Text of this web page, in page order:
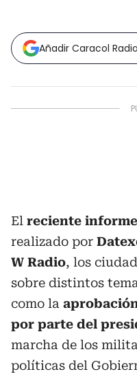
Añadir Caracol
El reciente
realizado por
W Radio, los
sobre distintos
como la
por parte del
marcha de los
políticas del